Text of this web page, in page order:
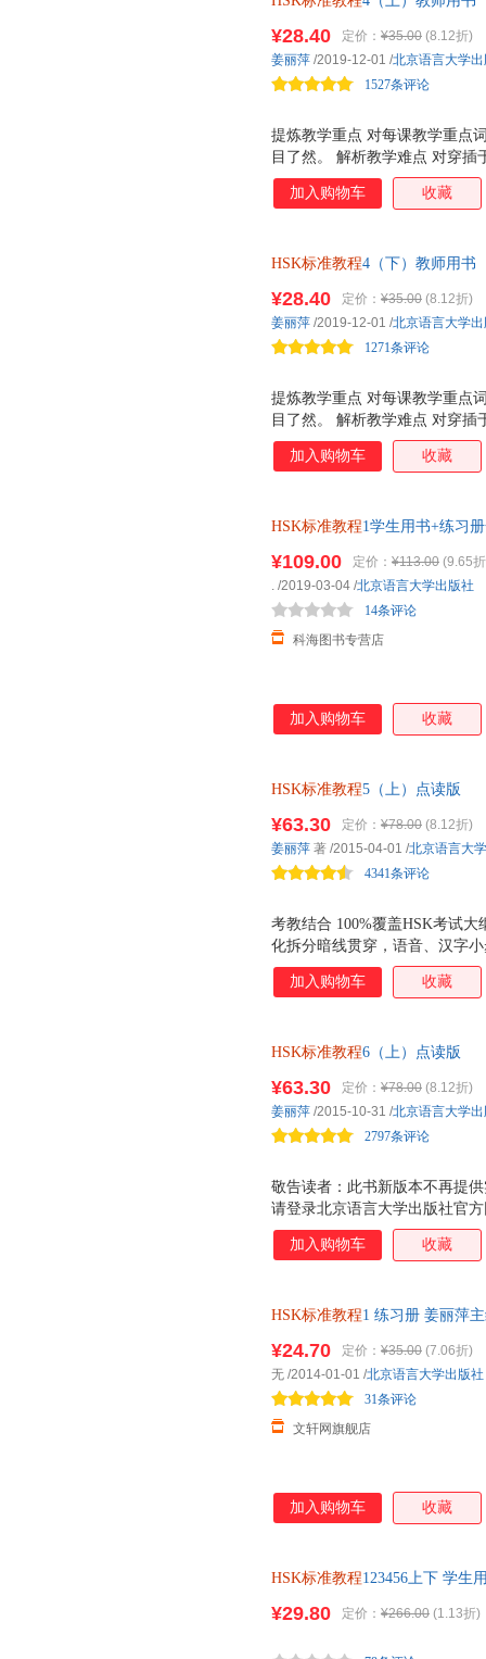
提炼教学重点 对每课教学重点
目了然。 解析教学难点 对穿
扩展，凸显提示。 再现教学过
可操作的方法性教学指导。 补
¥28.40 定价： ¥35.00 (8.12折)
1527条评论
姜丽萍 /2019-12-01 /北京语言大学
加入购物车 收藏
HSK标准教程4（下）教师用书
提炼教学重点 对每课教学重点
目了然。 解析教学难点 对穿
扩展，凸显提示。 再现教学过
可操作的方法性教学指导。 补
¥28.40 定价： ¥35.00 (8.12折)
1271条评论
姜丽萍 /2019-12-01 /北京语言大学
加入购物车 收藏
HSK标准教程1学生用书+练习
¥109.00 定价： ¥113.00 (9.65
科海图书专营店
14条评论
. /2019-03-04 /北京语言大学出版社
加入购物车 收藏
HSK标准教程5（上）点读版
考教结合 100%覆盖HSK考试
化拆分暗线贯穿，语音、汉字
用，培养有效学习策略 场景丰
接触面 自然幽默 复现幽默真
¥63.30 定价： ¥78.00 (8.12折)
4341条评论
姜丽萍 著 /2015-04-01 /北京语言大
加入购物车 收藏
HSK标准教程6（上）点读版
敬告读者：此书新版本不再提
请登录北京语言大学出版社官
击下载。 考教结合 100%覆盖
谨 语法细化拆分暗线贯穿，语
接轨
¥63.30 定价： ¥78.00 (8.12折)
2797条评论
姜丽萍 /2015-10-31 /北京语言大学
加入购物车 收藏
HSK标准教程1 练习册 姜丽萍
货，85%城市次日达，团购优
¥24.70 定价： ¥35.00 (7.06折)
文轩网旗舰店
31条评论
无 /2014-01-01 /北京语言大学出版社
加入购物车 收藏
HSK标准教程123456上下 学生
¥29.80 定价： ¥266.00 (1.13折)